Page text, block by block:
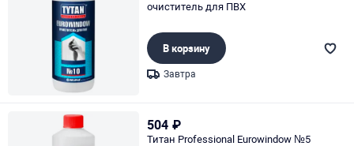
очиститель для ПВХ
В корзину
Завтра
504 ₽
Титан Professional Eurowindow №5